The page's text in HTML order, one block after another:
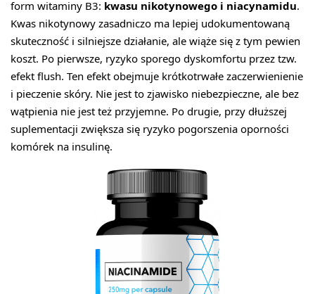
form witaminy B3: kwasu nikotynowego i niacynamidu.
Kwas nikotynowy zasadniczo ma lepiej udokumentowaną
skuteczność i silniejsze działanie, ale wiąże się z tym pewien
koszt. Po pierwsze, ryzyko sporego dyskomfortu przez tzw.
efekt flush. Ten efekt obejmuje krótkotrwałe zaczerwienienie
i pieczenie skóry. Nie jest to zjawisko niebezpieczne, ale bez
wątpienia nie jest też przyjemne. Po drugie, przy dłuższej
suplementacji zwiększa się ryzyko pogorszenia oporności
komórek na insulinę.